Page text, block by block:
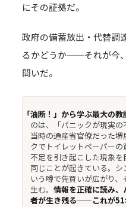
にその証拠だ。
政府の備蓄放出・代替調
るかどうか——それが今
問いだ。
「油断！」から学ぶ最大の教
のは、「パニックが現実の
当時の通産省官僚だった
クでトイレットペーパー
不足を引き起こした現象
同じことが起きている。
いう噂で先買いが広がり
生む。情報を正確に読み
者が生き残る——これが51